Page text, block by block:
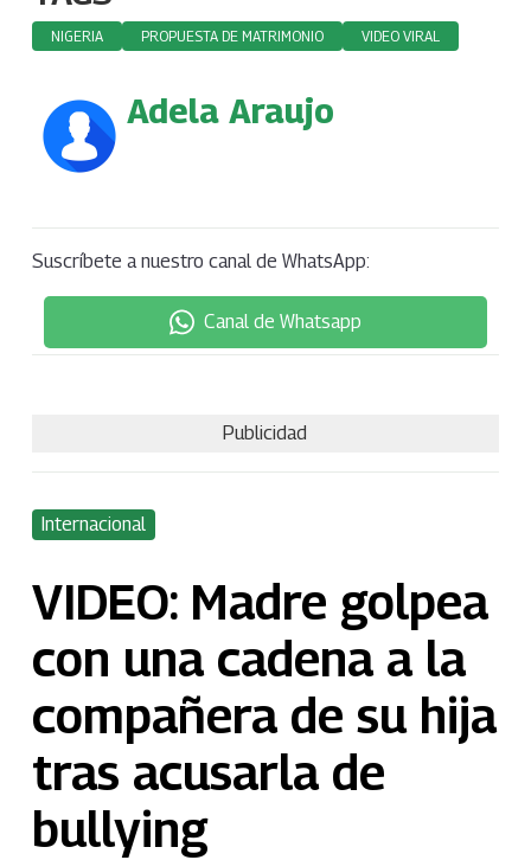
NIGERIA PROPUESTA DE MATRIMONIO VIDEO VIRAL
Adela Araujo
Suscríbete a nuestro canal de WhatsApp:
Canal de Whatsapp
Publicidad
Internacional
VIDEO: Madre golpea
con una cadena a la
compañera de su hija
tras acusarla de
bullying